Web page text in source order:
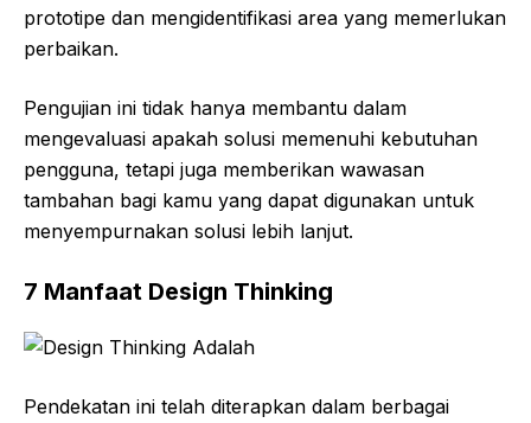
prototipe dan mengidentifikasi area yang memerlukan
perbaikan.
Pengujian ini tidak hanya membantu dalam
mengevaluasi apakah solusi memenuhi kebutuhan
pengguna, tetapi juga memberikan wawasan
tambahan bagi kamu yang dapat digunakan untuk
menyempurnakan solusi lebih lanjut.
7 Manfaat Design Thinking
Pendekatan ini telah diterapkan dalam berbagai